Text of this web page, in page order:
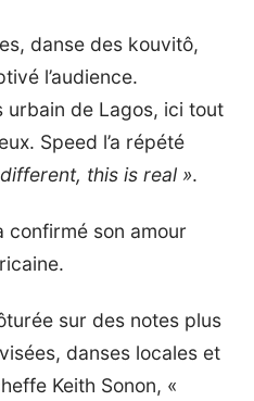
danse des kouvitô,
l’audience.
urbain de Lagos, ici tout
Speed l’a répété
this is real ».
confirmé son amour
sur des notes plus
danses locales et
Keith Sonon, «